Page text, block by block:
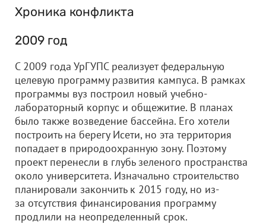
Хроника конфликта
2009 год
С 2009 года УрГУПС реализует федеральную
целевую программу развития кампуса. В рамках
программы вуз построил новый учебно-
лабораторный корпус и общежитие. В планах
было также возведение бассейна. Его хотели
построить на берегу Исети, но эта территория
попадает в природоохранную зону. Поэтому
проект перенесли в глубь зеленого пространства
около университета. Изначально строительство
планировали закончить к 2015 году, но из-
за отсутствия финансирования программу
продлили на неопределенный срок.